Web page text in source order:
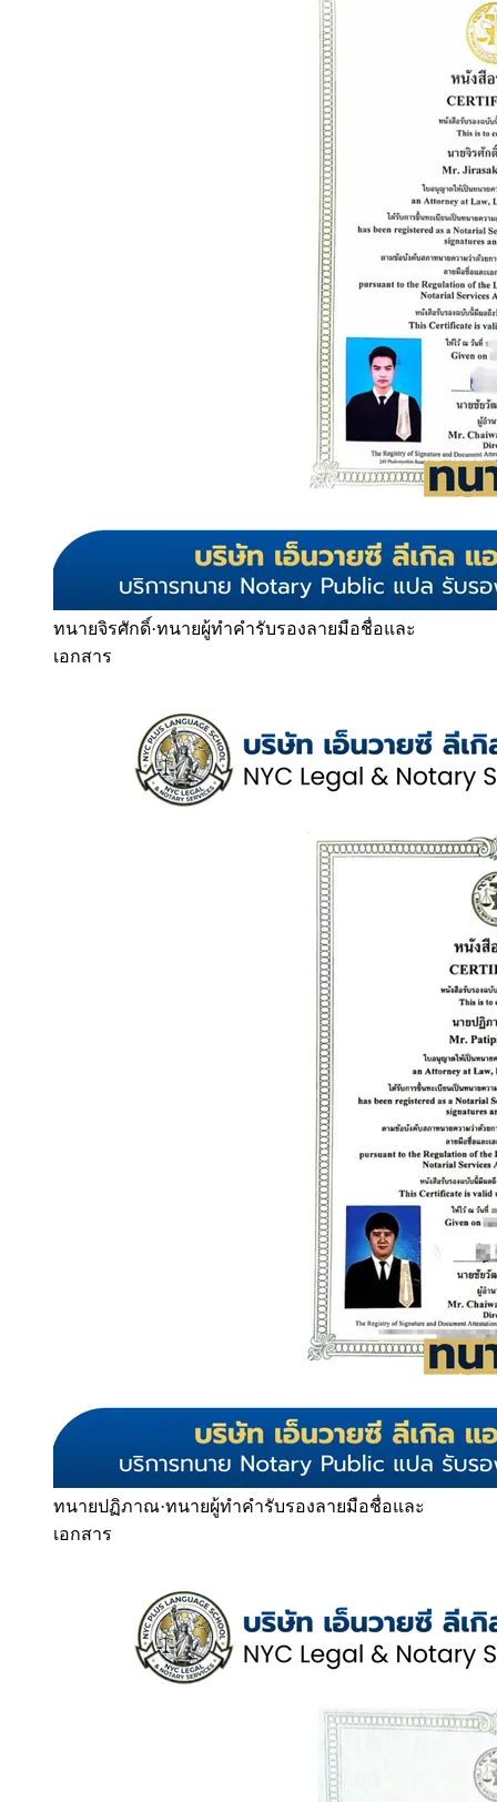
ทนายจิรศักดิ์·ทนายผู้ทำคำรับรองลายมือชื่อและ
เอกสาร
ทนายปฏิภาณ·ทนายผู้ทำคำรับรองลายมือชื่อและ
เอกสาร